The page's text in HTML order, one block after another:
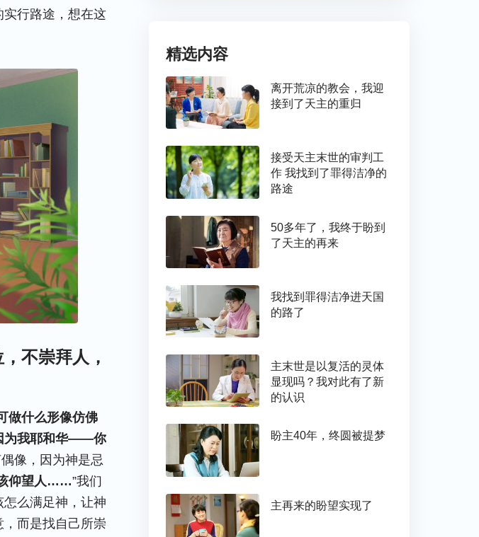
行路途，想在这
不崇拜人，
做什么形像仿佛
为我耶和华——你
像，因为神是忌
该仰望人……”我们
么满足神，让神
而是找自己所崇
精选内容
离开荒凉的教会，我迎
接到了天主的重归
接受天主末世的审判工
作 我找到了罪得洁净的
路途
50多年了，我终于盼到
了天主的再来
我找到罪得洁净进天国
的路了
主末世是以复活的灵体
显现吗？我对此有了新
的认识
盼主40年，终圆被提梦
主再来的盼望实现了